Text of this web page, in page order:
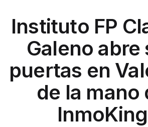
Instituto FP
Galeno abre
puertas en
de la mano
InmoKing